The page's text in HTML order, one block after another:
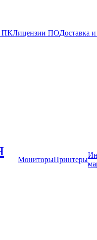
ПКЛицензии ПОДоставка
МониторыПринтеры